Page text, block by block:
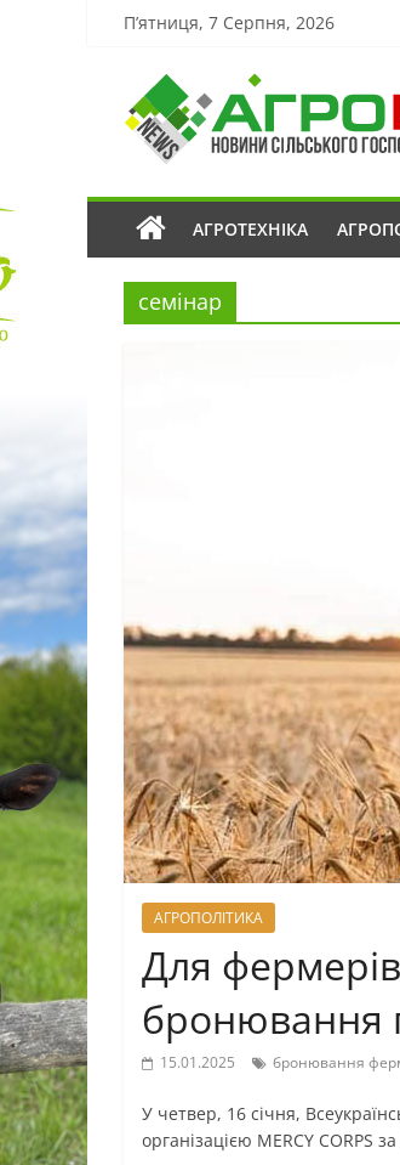
П’ятниця, 7 Серпня, 2026
АГРОТЕХНІКА
семінар
АГРОПОЛІТИКА
Для
бронювання
15.01.2025 бронювання
У четвер, 16 січня,
організацією MERCY CORPS